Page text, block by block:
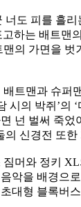
너도 피를 흘리
하는 배트맨
의 가면을 벗
트맨과 슈퍼
시의 박쥐’의
넌 벌써 죽었
의 신경전 또한
머와 정키
악을 배경으
대형 블록버